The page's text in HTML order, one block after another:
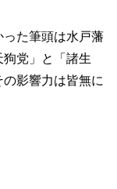
った筆頭は水戸藩
党」と「諸生
影響力は皆無に